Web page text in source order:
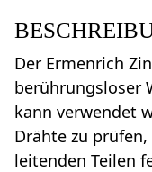
Der Ermenrich
berührungsloser
kann verwendet
Drähte zu
leitenden Teilen